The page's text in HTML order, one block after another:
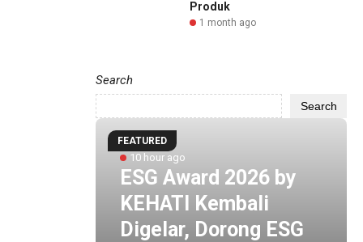
Produk
1 month ago
Search
Search
FEATURED
10 hour ago
ESG Award 2026 by
KEHATI Kembali
Digelar, Dorong ESG